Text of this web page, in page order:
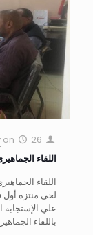
on
26 يناير، 2023
اللقاء الجماهيرى 26/1/
لحي منتزه
علي الإستجابة
باللقاء